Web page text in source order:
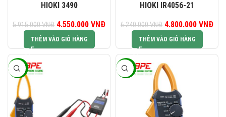
HIOKI 3490
5.915.000VNĐ Giá gốc là: 5.915.000 VNĐ.
4.550.000 VNĐ Giá hiện tại là: 4.550.000 VNĐ.
THÊM VÀO GIỎ HÀNG
HIOKI IR4056-21
6.240.000VNĐ
Giá gốc là:
6.240.000 VNĐ.
4.800.000 VNĐ
THÊM VÀO GIỎ HÀNG
-23% -23%